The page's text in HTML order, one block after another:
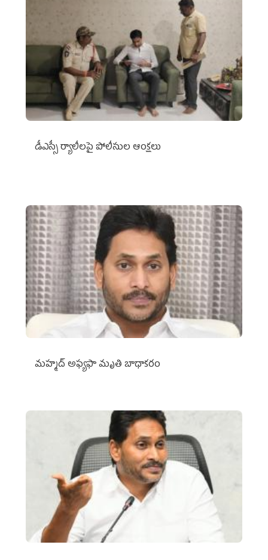
డీఎస్సీ ర్యాలీలపై పోలీసుల ఆంక్షలు
మహ్మద్‌ అఫ్యఫా మృతి బాధాకరం